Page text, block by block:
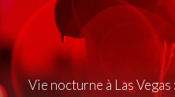
Vie nocturne à Las Vegas